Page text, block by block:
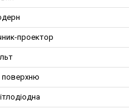
проектор
поверхню